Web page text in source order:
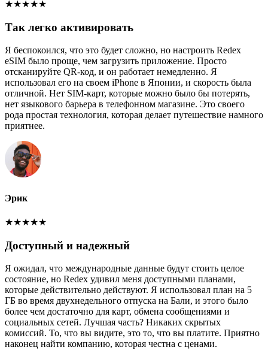
★★★★★
Так легко активировать
Я беспокоился, что это будет сложно, но настроить Redex
eSIM было проще, чем загрузить приложение. Просто
отсканируйте QR-код, и он работает немедленно. Я
использовал его на своем iPhone в Японии, и скорость была
отличной. Нет SIM-карт, которые можно было бы потерять,
нет языкового барьера в телефонном магазине. Это своего
рода простая технология, которая делает путешествие намного
приятнее.
Эрик
★★★★★
Доступный и надежный
Я ожидал, что международные данные будут стоить целое
состояние, но Redex удивил меня доступными планами,
которые действительно действуют. Я использовал план на 5
ГБ во время двухнедельного отпуска на Бали, и этого было
более чем достаточно для карт, обмена сообщениями и
социальных сетей. Лучшая часть? Никаких скрытых
комиссий. То, что вы видите, это то, что вы платите. Приятно
наконец найти компанию, которая честна с ценами.